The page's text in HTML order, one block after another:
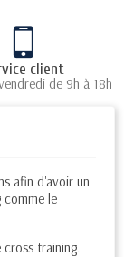
client
de 9h à 18h
afin d'avoir un
comme le
training.